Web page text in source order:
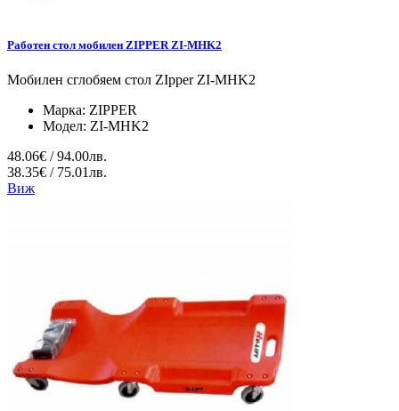
Работен стол мобилен ZIPPER ZI-MHK2
Мобилен сглобяем стол ZIpper ZI-MHK2
Марка: ZIPPER
Модел: ZI-MHK2
48.06€ / 94.00лв.
38.35€ / 75.01лв.
Виж